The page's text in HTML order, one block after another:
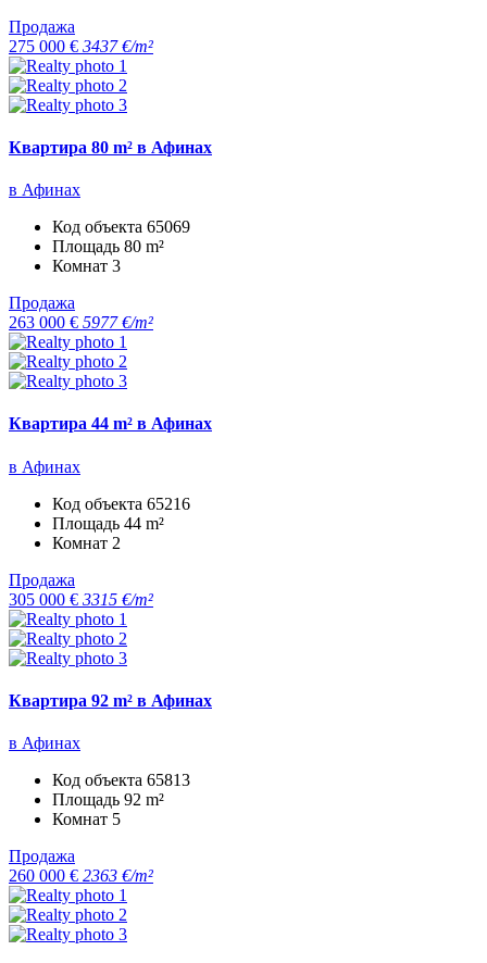
Продажа
275 000 € 3437 €/m²
Квартира 80 m² в Афинах
в Афинах
Код объекта 65069
Площадь 80 m²
Комнат 3
Продажа
263 000 € 5977 €/m²
Квартира 44 m² в Афинах
в Афинах
Код объекта 65216
Площадь 44 m²
Комнат 2
Продажа
305 000 € 3315 €/m²
Квартира 92 m² в Афинах
в Афинах
Код объекта 65813
Площадь 92 m²
Комнат 5
Продажа
260 000 € 2363 €/m²